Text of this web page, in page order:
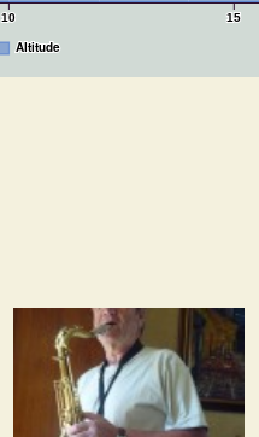
10 15
Altitude